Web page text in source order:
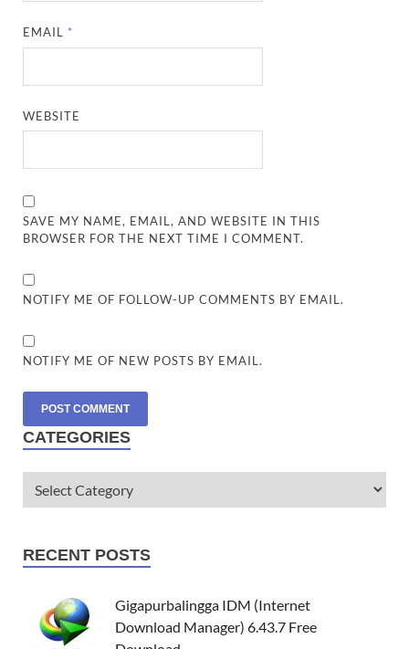
EMAIL *
WEBSITE
SAVE MY NAME, EMAIL, AND WEBSITE IN THIS
BROWSER FOR THE NEXT TIME I COMMENT.
NOTIFY ME OF FOLLOW-UP COMMENTS BY EMAIL.
NOTIFY ME OF NEW POSTS BY EMAIL.
CATEGORIES
RECENT POSTS
Gigapurbalingga IDM (Internet
Download Manager) 6.43.7 Free